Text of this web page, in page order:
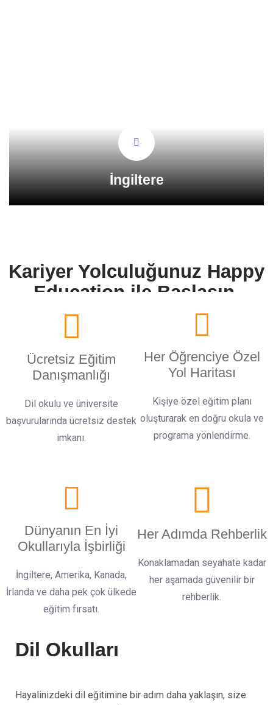
İngiltere
Kariyer Yolculuğunuz Happy
Education ile Başlasın.
Ücretsiz Eğitim
Danışmanlığı
Dil okulu ve üniversite
başvurularında ücretsiz destek
imkanı.
Dünyanın En İyi
Okullarıyla İşbirliği
İngiltere, Amerika, Kanada,
İrlanda ve daha pek çok ülkede
eğitim fırsatı.
Her Öğrenciye Özel
Yol Haritası
Kişiye özel eğitim planı
oluşturarak en doğru okula ve
programa yönlendirme.
Her Adımda Rehberlik
Konaklamadan seyahate kadar
her aşamada güvenilir bir
rehberlik.
Dil Okulları
Hayalinizdeki dil eğitimine bir adım daha yaklaşın, size